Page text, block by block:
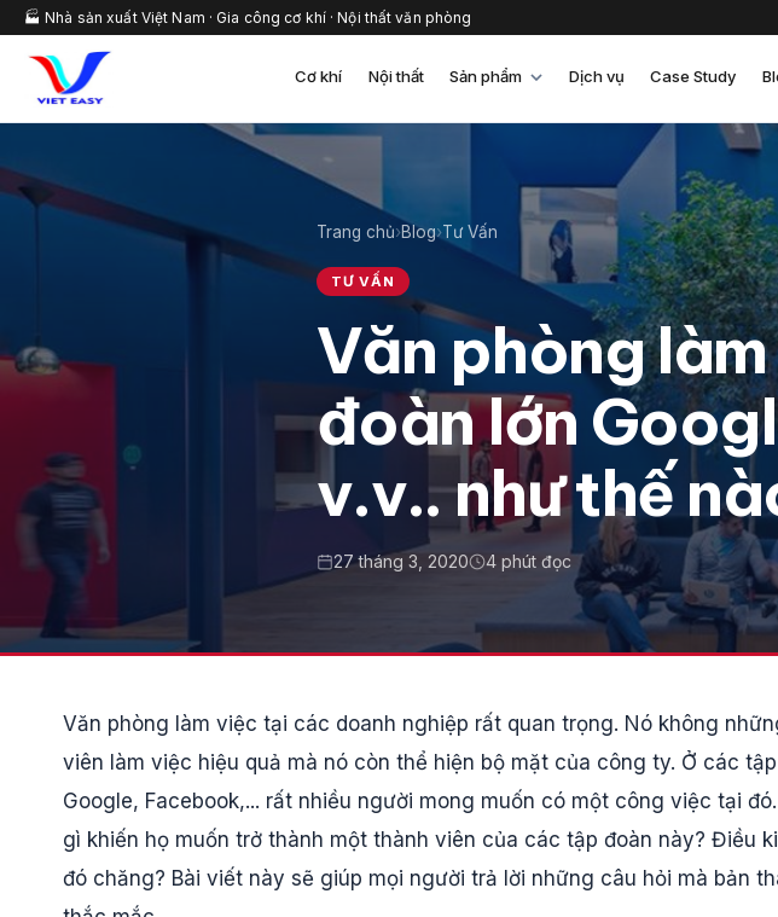
🏭 Nhà sản xuất Việt Nam · Gia công cơ khí · Nội thất văn phòng
Cơ khí Nội thất Sản phẩm Dịch vụ Case Study
Trang chủ›Blog›Tư Vấn
TƯ VẤN
Văn phòng
đoàn lớn
v.v.. như thế
27 tháng 3, 2020 4 phút đọc
Văn phòng làm việc tại các doanh nghiệp rất quan trọng. Nó không
viên làm việc hiệu quả mà nó còn thể hiện bộ mặt của công ty. Ở các
Google, Facebook,... rất nhiều người mong muốn có một công việc tại
gì khiến họ muốn trở thành một thành viên của các tập đoàn này? Điều
đó chăng? Bài viết này sẽ giúp mọi người trả lời những câu hỏi mà bản